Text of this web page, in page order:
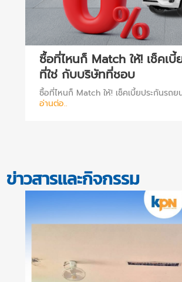
ซื้อที่ไหนก็ Match ให้! เช็คเ
ที่ใช่ กับบริษัทที่ชอบ
ซื้อที่ไหนก็ Match ให้! เช็คเบี้ยประกันรถ
อ่านต่อ..
ข่าวสารและกิจกรรม